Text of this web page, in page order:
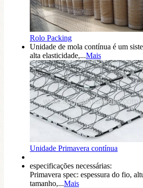
Rolo Packing
Unidade de mola contínua é um
alta elasticidade,...Mais
Unidade Primavera contínua
especificações necessárias:
Primavera spec: espessura do fio,
tamanho,...Mais